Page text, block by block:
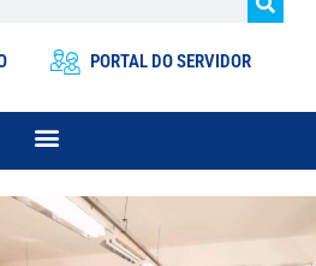
PORTAL DO SERVIDOR